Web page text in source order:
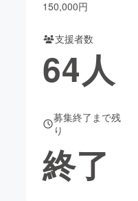
150,000円
支援者数
64人
募集終了まで残
り
終了